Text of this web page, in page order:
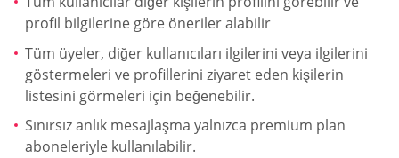
profil bilgilerine göre öneriler alabilir
Tüm üyeler, diğer kullanıcıları ilgilerini veya ilgilerini
göstermeleri ve profillerini ziyaret eden kişilerin
listesini görmeleri için beğenebilir.
Sınırsız anlık mesajlaşma yalnızca premium plan
aboneleriyle kullanılabilir.